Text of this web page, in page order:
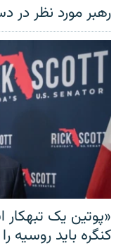
رهبر مورد نظر
«پوتین یک
کنگره باید روسیه